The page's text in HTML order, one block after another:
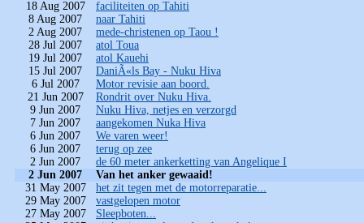
18 Aug 2007
faciliteiten op Tahiti
8 Aug 2007
naar Tahiti
2 Aug 2007
mede-christenen op Taou !
28 Jul 2007
atol Toua
19 Jul 2007
atol Kauehi
15 Jul 2007
DaniÃ«ls Bay - Nuku Hiva
6 Jul 2007
Motor revisie aan boord.
21 Jun 2007
Rondrit over Nuku Hiva.
9 Jun 2007
Nuku Hiva, netjes en verzorgd
7 Jun 2007
aangekomen Nuka Hiva
6 Jun 2007
We varen weer!
6 Jun 2007
terug op zee
2 Jun 2007
de 60 meter ankerketting van Angelique I
2 Jun 2007
Van het anker gewaaid!
31 May 2007
het zit tegen met de motorreparatie...
29 May 2007
vastgelopen motor
27 May 2007
Sleepboten...